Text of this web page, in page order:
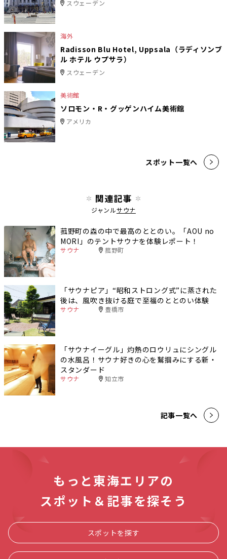
スウェーデン
海外
Radisson Blu Hotel, Uppsala（ラディソンブ
ル ホテル ウプサラ）
スウェーデン
美術館
ソロモン・R・グッゲンハイム美術館
アメリカ
スポット一覧へ
関連記事
ジャンルサウナ
菰野町の森の中で最高のととのい。「AOU no
MORI」のテントサウナを体験レポート！
サウナ 菰野町
「サウナピア」“昭和ストロング式”に蒸された
後は、風吹き抜ける庭で至福のととのい体験
サウナ 豊橋市
「サウナイーグル」灼熱のロウリュにシングル
の水風呂！サウナ好きの心を鷲掴みにする新・
スタンダード
サウナ 知立市
記事一覧へ
もっと東海エリアの
スポット＆記事を探そう
スポットを探す